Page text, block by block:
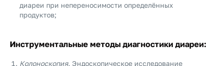
диареи при непереносимости определённых
продуктов;
Инструментальные методы диагностики диареи:
Колоноскопия. Эндоскопическое исследование